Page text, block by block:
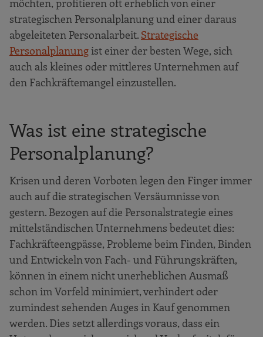
möchten, profitieren oft erheblich von einer
strategischen Personalplanung und einer daraus
abgeleiteten Personalarbeit. Strategische
Personalplanung ist einer der besten Wege, sich
auch als kleines oder mittleres Unternehmen auf
den Fachkräftemangel einzustellen.
Was ist eine strategische
Personalplanung?
Krisen und deren Vorboten legen den Finger immer
auch auf die strategischen Versäumnisse von
gestern. Bezogen auf die Personalstrategie eines
mittelständischen Unternehmens bedeutet dies:
Fachkräfteengpässe, Probleme beim Finden, Binden
und Entwickeln von Fach- und Führungskräften,
können in einem nicht unerheblichen Ausmaß
schon im Vorfeld minimiert, verhindert oder
zumindest sehenden Auges in Kauf genommen
werden. Dies setzt allerdings voraus, dass ein